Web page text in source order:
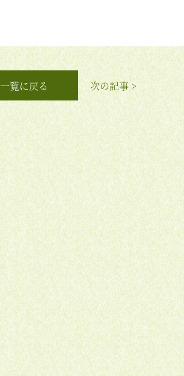
一覧に戻る 次の記事 >